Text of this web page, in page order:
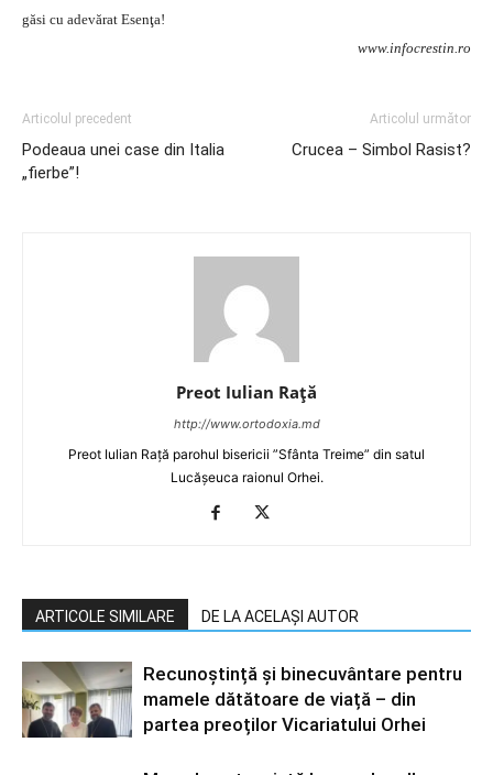
găsi cu adevărat Esenţa!
www.infocrestin.ro
Articolul precedent
Podeaua unei case din Italia
„fierbe”!
Articolul următor
Crucea – Simbol Rasist?
Preot Iulian Raţă
http://www.ortodoxia.md
Preot Iulian Rață parohul bisericii ”Sfânta Treime” din satul
Lucășeuca raionul Orhei.
ARTICOLE SIMILARE DE LA ACELAȘI AUTOR
Recunoștință și binecuvântare pentru
mamele dătătoare de viață – din
partea preoților Vicariatului Orhei